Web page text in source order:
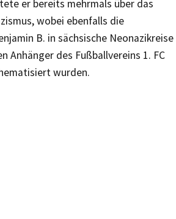
er bereits mehrmals über das
wobei ebenfalls die
B. in sächsische Neonazikreise
Anhänger des Fußballvereins 1. FC
wurden.